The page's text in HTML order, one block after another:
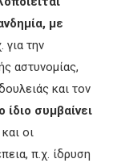
με
την
αστυνομίας,
και τον
ίδιο συμβαίνει
οι
π.χ. ίδρυση